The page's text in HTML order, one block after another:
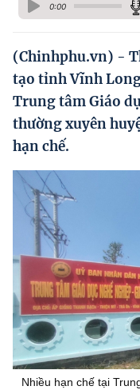
Chính sách và cuộc
Phát triển kinh tế tư
Ocop và chuỗi giá
Kinh tế tư nhân
Doanh nghiệp dân
Khác
Video
0:00
(Chinhphu.vn) -
tạo tỉnh Vĩnh
Trung tâm Giáo
thường xuyên
hạn chế.
Nhiều hạn chế tại